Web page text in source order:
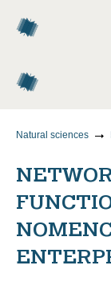
Natural sciences